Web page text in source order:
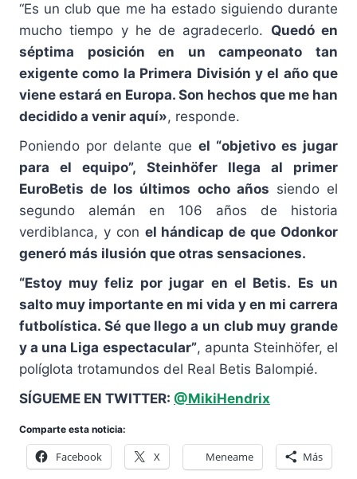
“Es un club que me ha estado siguiendo durante
mucho tiempo y he de agradecerlo. Quedó en
séptima posición en un campeonato tan
exigente como la Primera División y el año que
viene estará en Europa. Son hechos que me han
decidido a venir aquí», responde.
Poniendo por delante que el “objetivo es jugar
para el equipo”, Steinhöfer llega al primer
EuroBetis de los últimos ocho años siendo el
segundo alemán en 106 años de historia
verdiblanca, y con el hándicap de que Odonkor
generó más ilusión que otras sensaciones.
“Estoy muy feliz por jugar en el Betis. Es un
salto muy importante en mi vida y en mi carrera
futbolística. Sé que llego a un club muy grande
y a una Liga espectacular”, apunta Steinhöfer, el
políglota trotamundos del Real Betis Balompié.
SÍGUEME EN TWITTER: @MikiHendrix
Comparte esta noticia:
Facebook X Meneame Más